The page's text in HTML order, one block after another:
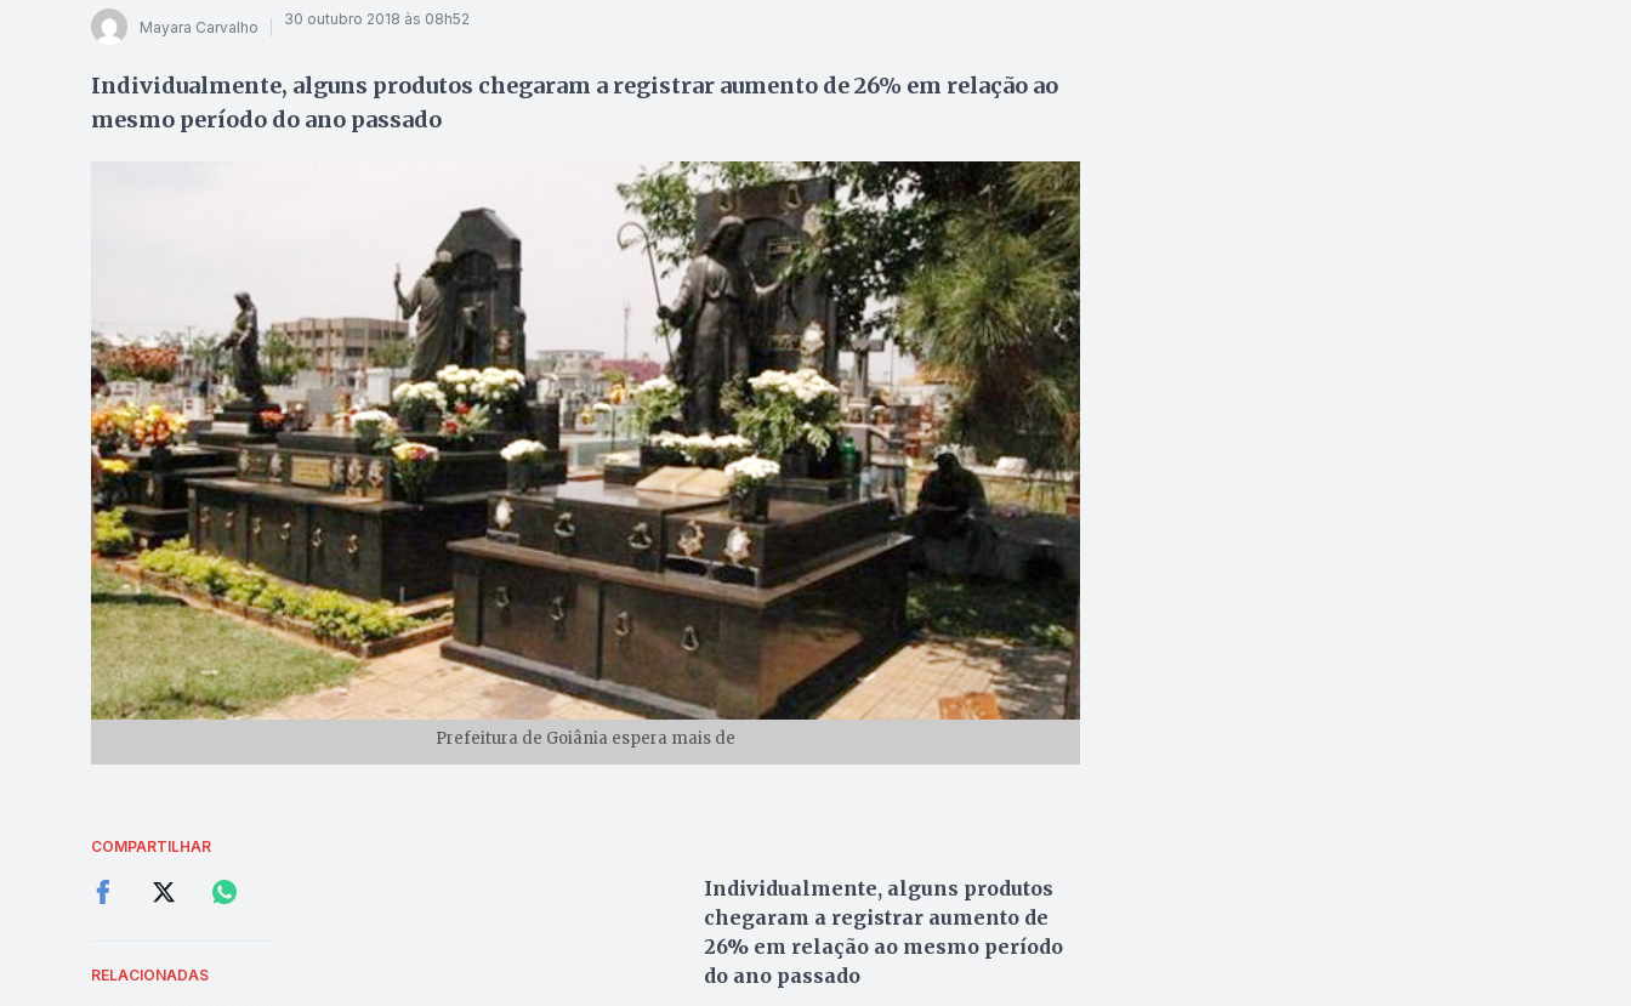
Mayara Carvalho 30 outubro 2018 às 08h52
Individualmente, alguns produtos chegaram a registrar aumento de 26% em relação ao
mesmo período do ano passado
Prefeitura de Goiânia espera mais de
COMPARTILHAR
RELACIONADAS
Individualmente, alguns produtos
chegaram a registrar aumento de
26% em relação ao mesmo período
do ano passado